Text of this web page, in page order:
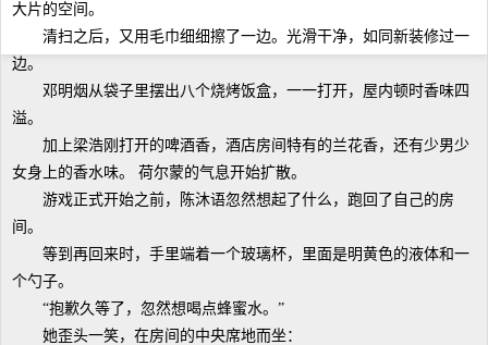
大片的空间。
清扫之后，又用毛巾细细擦了一边。光滑干净，如同新装修过一
边。
邓明烟从袋子里摆出八个烧烤饭盒，一一打开，屋内顿时香味四
溢。
加上梁浩刚打开的啤酒香，酒店房间特有的兰花香，还有少男少
女身上的香水味。 荷尔蒙的气息开始扩散。
游戏正式开始之前，陈沐语忽然想起了什么，跑回了自己的房
间。
等到再回来时，手里端着一个玻璃杯，里面是明黄色的液体和一
个勺子。
“抱歉久等了，忽然想喝点蜂蜜水。”
她歪头一笑，在房间的中央席地而坐：